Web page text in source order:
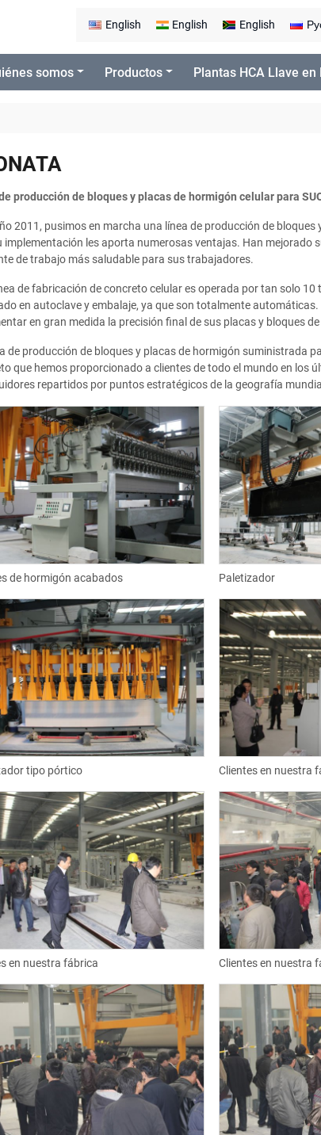
English English English
somos Productos Plantas HCA Llave en
producción de bloques y placas de hormigón celular para
2011, pusimos en marcha una línea de producción de
implementación les aporta numerosas ventajas. Han mejorado
de trabajo más saludable para sus trabajadores.
de fabricación de concreto celular es operada por tan solo
en autoclave y embalaje, ya que son totalmente
en gran medida la precisión final de sus placas y bloques
de producción de bloques y placas de hormigón suministrada
que hemos proporcionado a clientes de todo el mundo en los
repartidos por puntos estratégicos de la geografía
de hormigón acabados Paletizador
tipo pórtico Clientes en nuestra
en nuestra fábrica Clientes en nuestra